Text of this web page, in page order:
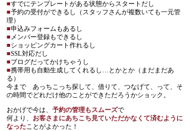
■すでにテンプレートがある状態からスタートだし
■予約の受付ができるし（スタッフさんが複数いても一元管
理）
■申込みフォームもあるし
■ メンバー登録もできるし
■ショッピングカート作れるし
■SSL対応だし
■ブログだってかけちゃうし
■携帯用も自動生成してくれるし…とかとか（まだまだあ
る）
今まで あっちこっち探して、借りて、つなげて、って、そ
の時間でどれだけ他のことができただろうかショック。
おかげで今は、 予約の管理もスムーズで
何より、 お客さまにあちこち見ていただかなくて済むように
なった ことがよかった！